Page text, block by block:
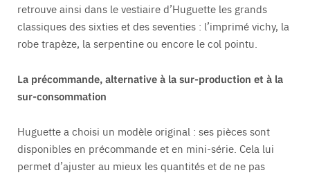
retrouve ainsi dans le vestiaire d’Huguette les grands
classiques des sixties et des seventies : l’imprimé vichy, la
robe trapèze, la serpentine ou encore le col pointu.
La précommande, alternative à la sur-production et à la
sur-consommation
Huguette a choisi un modèle original : ses pièces sont
disponibles en précommande et en mini-série. Cela lui
permet d’ajuster au mieux les quantités et de ne pas